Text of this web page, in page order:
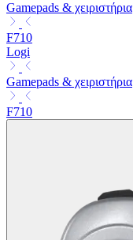
Gamepads & χειριστήρια
F710
Logi
Gamepads & χειριστήρια
F710